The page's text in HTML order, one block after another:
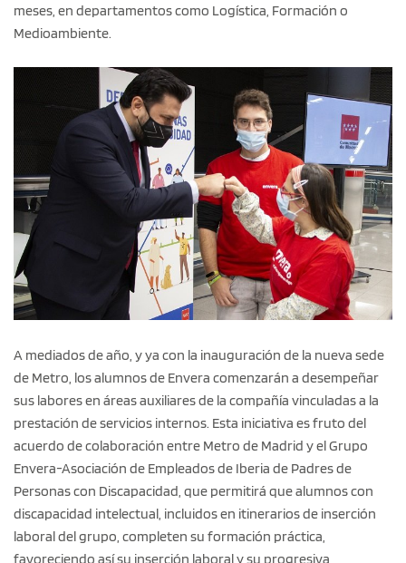
meses, en departamentos como Logística, Formación o
Medioambiente.
A mediados de año, y ya con la inauguración de la nueva sede
de Metro, los alumnos de Envera comenzarán a desempeñar
sus labores en áreas auxiliares de la compañía vinculadas a la
prestación de servicios internos. Esta iniciativa es fruto del
acuerdo de colaboración entre Metro de Madrid y el Grupo
Envera-Asociación de Empleados de Iberia de Padres de
Personas con Discapacidad, que permitirá que alumnos con
discapacidad intelectual, incluidos en itinerarios de inserción
laboral del grupo, completen su formación práctica,
favoreciendo así su inserción laboral y su progresiva